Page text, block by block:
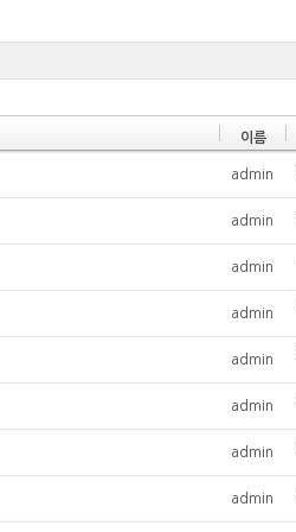
이름
admin
admin
admin
admin
admin
admin
admin
admin